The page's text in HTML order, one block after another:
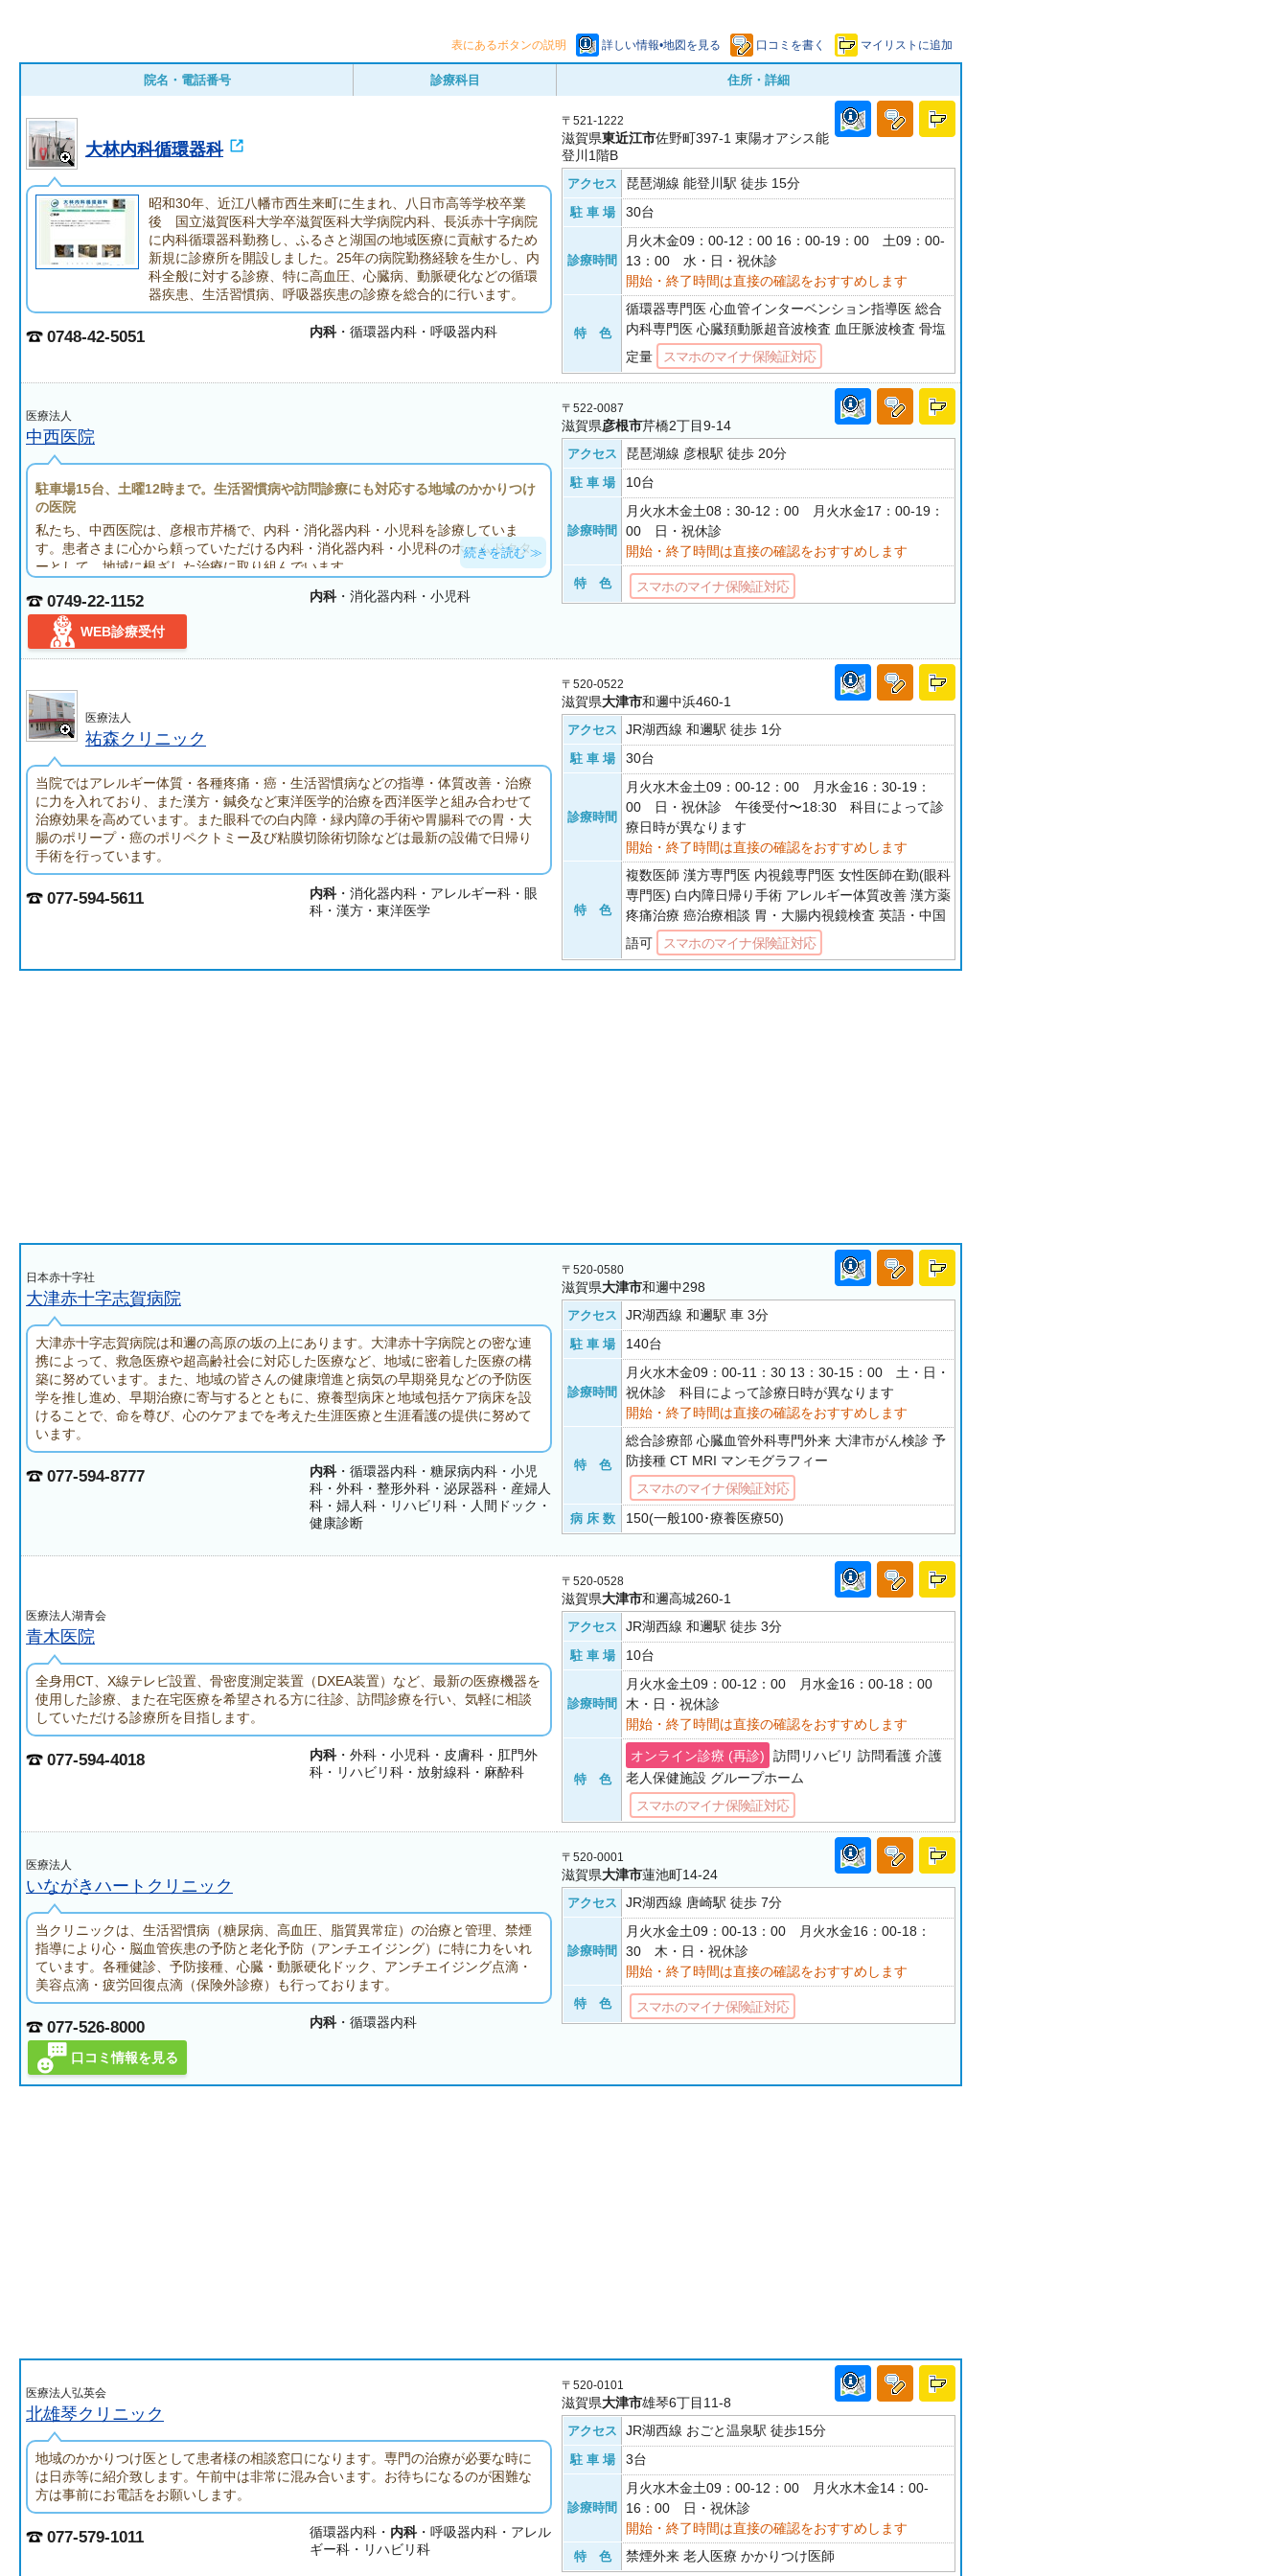
表にあるボタンの説明 詳しい情報•地図を見る 口コミを書く マイリストに追加
院名・電話番号 診療科目 住所・詳細
大林内科循環器科
昭和30年、近江八幡市西生来町に生まれ、八日市高等学校卒業
後 国立滋賀医科大学卒滋賀医科大学病院内科、長浜赤十字病院
に内科循環器科勤務し、ふるさと湖国の地域医療に貢献するため
新規に診療所を開設しました。25年の病院勤務経験を生かし、内
科全般に対する診療、特に高血圧、心臓病、動脈硬化などの循環
器疾患、生活習慣病、呼吸器疾患の診療を総合的に行います。
0748-42-5051 内科・循環器内科・呼吸器内科
〒521-1222
滋賀県東近江市佐野町397-1 東陽オアシス能
登川1階B
アクセス 琵琶湖線 能登川駅 徒歩 15分
駐 車 場 30台
診療時間
月火木金09：00-12：00 16：00-19：00 土09：00-
13：00 水・日・祝休診
開始・終了時間は直接の確認をおすすめします
特 色
循環器専門医 心血管インターベンション指導医 総合
内科専門医 心臓頚動脈超音波検査 血圧脈波検査 骨塩
定量
スマホのマイナ保険証対応
医療法人
中西医院
続きを読む ≫
駐車場15台、土曜12時まで。生活習慣病や訪問診療にも対応する地域のかかりつけ
の医院
私たち、中西医院は、彦根市芹橋で、内科・消化器内科・小児科を診療していま
す。患者さまに心から頼っていただける内科・消化器内科・小児科のホームドクタ
ーとして、地域に根ざした治療に取り組んでいます。
当院は消化器内科の診療に強みを持っています。院長は日本消化器病学会認定 消
化器病専門医の資格を持ち、この分野では、現在までに30年におよぶキャリアを有
しています。これらに裏付けられた当院の診療は、逆流性食道炎、急性胃炎、慢性
胃炎、胃潰瘍、十二指腸潰瘍、胆石症、ウイルス性肝炎、急性すい炎など、広く対
応いたします。検査での胃カメラでは、「口から」と「鼻から」の二つのタイプを
療機関と連携しているため、必要な場合は、迅速に他の病院へ紹介することが可能
です。
内科では、風邪や感染症はもちろん、特に生活習慣病の診療に力をいれています。
糖尿病、高血圧、高脂血症、高尿酸血症などの病気は、中高年のみならず、若い患
者さまにも増えています。お身体に不調を感じる方は、まず当院にて血液検査を受
けていただくことをおすすめします。なお小児科ではお子さまの定期予防接種に対
応しており、彦根市在住の方は無料で接種可能です。
当院へは、近江鉄道本線・ひこね芹川駅から徒歩約16分、JR東海道線・彦根駅から
徒歩約20分の場所にあります。駐車場は15台分のご用意があります。
0749-22-1152
WEB診療受付
内科・消化器内科・小児科
〒522-0087
滋賀県彦根市芹橋2丁目9-14
アクセス 琵琶湖線 彦根駅 徒歩 20分
駐 車 場 10台
診療時間
月火水木金土08：30-12：00 月火水金17：00-19：
00 日・祝休診
開始・終了時間は直接の確認をおすすめします
特 色 スマホのマイナ保険証対応
医療法人
祐森クリニック
当院ではアレルギー体質・各種疼痛・癌・生活習慣病などの指導・体質改善・治療
に力を入れており、また漢方・鍼灸など東洋医学的治療を西洋医学と組み合わせて
治療効果を高めています。また眼科での白内障・緑内障の手術や胃腸科での胃・大
腸のポリープ・癌のポリペクトミー及び粘膜切除術切除などは最新の設備で日帰り
手術を行っています。
077-594-5611 内科・消化器内科・アレルギー科・眼
科・漢方・東洋医学
〒520-0522
滋賀県大津市和邇中浜460-1
アクセス JR湖西線 和邇駅 徒歩 1分
駐 車 場 30台
診療時間
月火水木金土09：00-12：00 月水金16：30-19：
00 日・祝休診 午後受付〜18:30 科目によって診
療日時が異なります
開始・終了時間は直接の確認をおすすめします
特 色
複数医師 漢方専門医 内視鏡専門医 女性医師在勤(眼科
専門医) 白内障日帰り手術 アレルギー体質改善 漢方薬
疼痛治療 癌治療相談 胃・大腸内視鏡検査 英語・中国
語可
スマホのマイナ保険証対応
日本赤十字社
大津赤十字志賀病院
大津赤十字志賀病院は和邇の高原の坂の上にあります。大津赤十字病院との密な連
携によって、救急医療や超高齢社会に対応した医療など、地域に密着した医療の構
築に努めています。また、地域の皆さんの健康増進と病気の早期発見などの予防医
学を推し進め、早期治療に寄与するとともに、療養型病床と地域包括ケア病床を設
けることで、命を尊び、心のケアまでを考えた生涯医療と生涯看護の提供に努めて
います。
077-594-8777 内科・循環器内科・糖尿病内科・小児
科・外科・整形外科・泌尿器科・産婦人
科・婦人科・リハビリ科・人間ドック・
健康診断
〒520-0580
滋賀県大津市和邇中298
アクセス JR湖西線 和邇駅 車 3分
駐 車 場 140台
診療時間
月火水木金09：00-11：30 13：30-15：00 土・日・
祝休診 科目によって診療日時が異なります
開始・終了時間は直接の確認をおすすめします
特 色
総合診療部 心臓血管外科専門外来 大津市がん検診 予
防接種 CT MRI マンモグラフィー
スマホのマイナ保険証対応
病 床 数 150(一般100･療養医療50)
医療法人湖青会
青木医院
全身用CT、X線テレビ設置、骨密度測定装置（DXEA装置）など、最新の医療機器を
使用した診療、また在宅医療を希望される方に往診、訪問診療を行い、気軽に相談
していただける診療所を目指します。
077-594-4018 内科・外科・小児科・皮膚科・肛門外
科・リハビリ科・放射線科・麻酔科
〒520-0528
滋賀県大津市和邇高城260-1
アクセス JR湖西線 和邇駅 徒歩 3分
駐 車 場 10台
診療時間
月火水金土09：00-12：00 月水金16：00-18：00
木・日・祝休診
開始・終了時間は直接の確認をおすすめします
特 色
オンライン診療 (再診)
訪問リハビリ 訪問看護 介護
老人保健施設 グループホーム
スマホのマイナ保険証対応
医療法人
いながきハートクリニック
当クリニックは、生活習慣病（糖尿病、高血圧、脂質異常症）の治療と管理、禁煙
指導により心・脳血管疾患の予防と老化予防（アンチエイジング）に特に力をいれ
ています。各種健診、予防接種、心臓・動脈硬化ドック、アンチエイジング点滴・
美容点滴・疲労回復点滴（保険外診療）も行っております。
077-526-8000
口コミ情報を見る
内科・循環器内科
〒520-0001
滋賀県大津市蓮池町14-24
アクセス JR湖西線 唐崎駅 徒歩 7分
診療時間
月火水金土09：00-13：00 月火水金16：00-18：
30 木・日・祝休診
開始・終了時間は直接の確認をおすすめします
特 色 スマホのマイナ保険証対応
医療法人弘英会
北雄琴クリニック
地域のかかりつけ医として患者様の相談窓口になります。専門の治療が必要な時に
は日赤等に紹介致します。午前中は非常に混み合います。お待ちになるのが困難な
方は事前にお電話をお願いします。
077-579-1011 循環器内科・ 内科・呼吸器内科・アレル
ギー科・リハビリ科
〒520-0101
滋賀県大津市雄琴6丁目11-8
アクセス JR湖西線 おごと温泉駅 徒歩15分
駐 車 場 3台
診療時間
月火水木金土09：00-12：00 月火水木金14：00-
16：00 日・祝休診
開始・終了時間は直接の確認をおすすめします
特 色 禁煙外来 老人医療 かかりつけ医師